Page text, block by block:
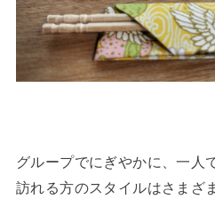
グループでにぎやかに、一人
訪れる方のスタイルはさまざ